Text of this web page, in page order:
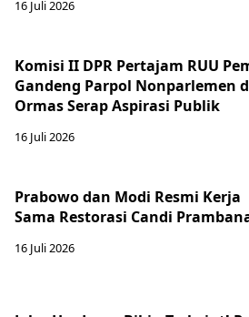
16 Juli 2026
Komisi II DPR Pertajam RUU
Gandeng Parpol Nonparlemen
Ormas Serap Aspirasi Publik
16 Juli 2026
Prabowo dan Modi Resmi Kerja
Sama Restorasi Candi
16 Juli 2026